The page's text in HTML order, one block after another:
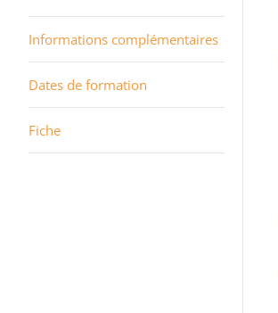
Informations complémentaires
Dates de formation
Fiche